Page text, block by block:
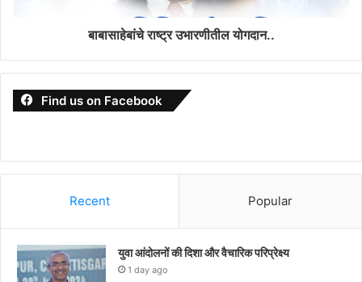
बाबासाहेबांचे राष्ट्र उभारणीतील योगदान..
Find us on Facebook
Recent Popular
युवा आंदोलनों की दिशा और वैचारिक परिप्रेक्ष्य
1 day ago